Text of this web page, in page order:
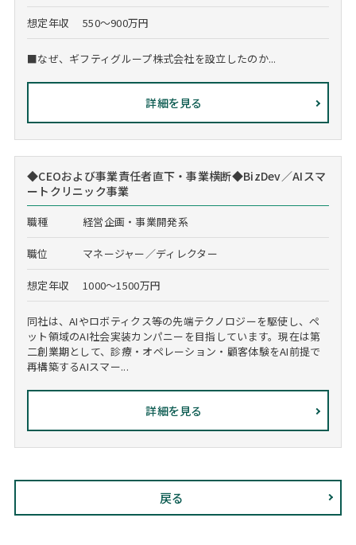
想定年収 550～900万円
■なぜ、ギフティグループ株式会社を設立したのか...
詳細を見る
◆CEOおよび事業責任者直下・事業横断◆BizDev／AIスマ
ートクリニック事業
職種 経営企画・事業開発系
職位 マネージャー／ディレクター
想定年収 1000～1500万円
同社は、AIやロボティクス等の先端テクノロジーを駆使し、ペ
ット領域のAI社会実装カンパニーを目指しています。現在は第
二創業期として、診療・オペレーション・顧客体験をAI前提で
再構築するAIスマー...
詳細を見る
戻る